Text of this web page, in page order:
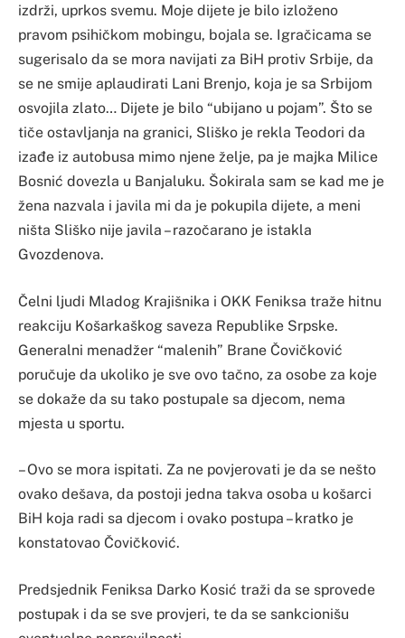
izdrži, uprkos svemu. Moje dijete je bilo izloženo
pravom psihičkom mobingu, bojala se. Igračicama se
sugerisalo da se mora navijati za BiH protiv Srbije, da
se ne smije aplaudirati Lani Brenjo, koja je sa Srbijom
osvojila zlato… Dijete je bilo “ubijano u pojam”. Što se
tiče ostavljanja na granici, Sliško je rekla Teodori da
izađe iz autobusa mimo njene želje, pa je majka Milice
Bosnić dovezla u Banjaluku. Šokirala sam se kad me je
žena nazvala i javila mi da je pokupila dijete, a meni
ništa Sliško nije javila – razočarano je istakla
Gvozdenova.
Čelni ljudi Mladog Krajišnika i OKK Feniksa traže hitnu
reakciju Košarkaškog saveza Republike Srpske.
Generalni menadžer “malenih” Brane Čovičković
poručuje da ukoliko je sve ovo tačno, za osobe za koje
se dokaže da su tako postupale sa djecom, nema
mjesta u sportu.
– Ovo se mora ispitati. Za ne povjerovati je da se nešto
ovako dešava, da postoji jedna takva osoba u košarci
BiH koja radi sa djecom i ovako postupa – kratko je
konstatovao Čovičković.
Predsjednik Feniksa Darko Kosić traži da se sprovede
postupak i da se sve provjeri, te da se sankcionišu